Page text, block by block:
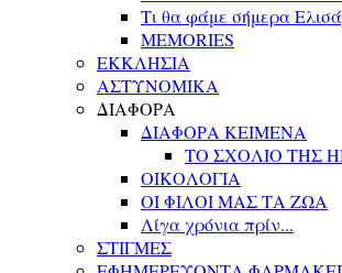
Τι θα φάμε σήμερα
MEMORIES
ΕΚΚΛΗΣΙΑ
ΑΣΤΥΝΟΜΙΚΑ
ΔΙΑΦΟΡΑ
ΔΙΑΦΟΡΑ ΚΕΙΜΕΝΑ
ΤΟ ΣΧΟΛΙΟ ΤΗΣ
ΟΙΚΟΛΟΓΙΑ
ΟΙ ΦΙΛΟΙ ΜΑΣ ΤΑ ΖΩΑ
Λίγα χρόνια πρίν...
ΣΤΙΓΜΕΣ